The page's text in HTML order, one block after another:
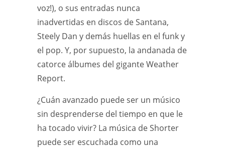
voz!), o sus entradas nunca
inadvertidas en discos de Santana,
Steely Dan y demás huellas en el funk y
el pop. Y, por supuesto, la andanada de
catorce álbumes del gigante Weather
Report.
¿Cuán avanzado puede ser un músico
sin desprenderse del tiempo en que le
ha tocado vivir? La música de Shorter
puede ser escuchada como una